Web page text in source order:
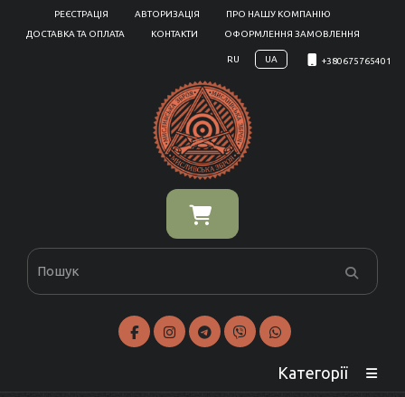
РЕЄСТРАЦІЯ АВТОРИЗАЦІЯ
ПРО НАШУ КОМПАНІЮ
ДОСТАВКА ТА ОПЛАТА
КОНТАКТИ ОФОРМЛЕННЯ ЗАМОВЛЕННЯ
RU UA +380675765401
Категорії